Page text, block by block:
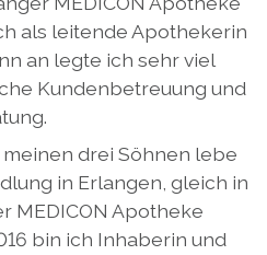
als leitende Apothekerin
an legte ich sehr viel
Kundenbetreuung und
drei Söhnen lebe
in Erlangen, gleich in
MEDICON Apotheke
bin ich Inhaberin und